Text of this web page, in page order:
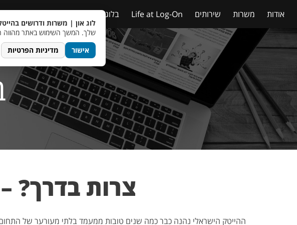
אודות משרות שירותים Life at Log-On בלוג
צרות בדרך?
ההייטק הישראלי נהנה כבר כמה שנים טובות ממעמד בלתי מעורער של התחום
לוג און | משרות ודרושים
שלך. המשך השימוש באתר מהווה
אישור
מדיניות הפרטיות